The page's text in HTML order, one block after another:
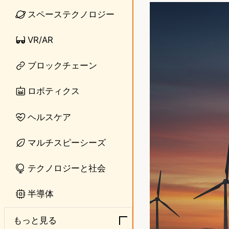
スペーステクノロジー
VR/AR
ブロックチェーン
ロボティクス
ヘルスケア
マルチスピーシーズ
テクノロジーと社会
半導体
もっと見る